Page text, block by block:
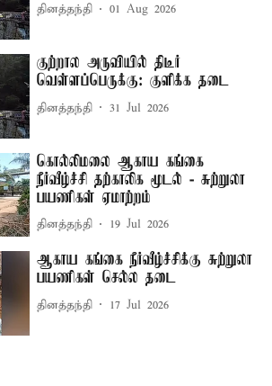
தினத்தந்தி 01 Aug 2026
குற்றால அருவியில் திடீர்
வெள்ளப்பெருக்கு: குளிக்க தடை
தினத்தந்தி 31 Jul 2026
கொல்லிமலை ஆகாய கங்கை
நீர்வீழ்ச்சி தற்காலிக மூடல் - சுற்றுலா
பயணிகள் ஏமாற்றம்
தினத்தந்தி 19 Jul 2026
ஆகாய கங்கை நீர்வீழ்ச்சிக்கு சுற்றுலா
பயணிகள் செல்ல தடை
தினத்தந்தி 17 Jul 2026